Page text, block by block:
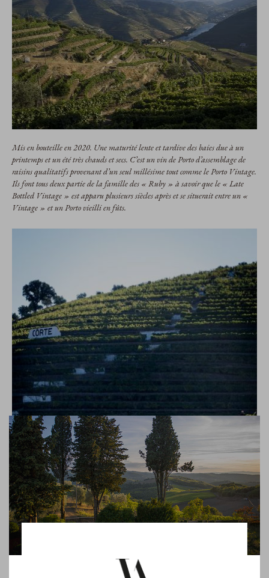
Mis en bouteille en 2020. Une maturité lente et tardive des baies due à un
printemps et un été très chauds et secs. C’est un vin de Porto d’assemblage de
raisins qualitatifs provenant d’un seul millésime tout comme le Porto Vintage.
Ils font tous deux partie de la famille des « Ruby » à savoir que le « Late
Bottled Vintage » est apparu plusieurs siècles après et se situerait entre un «
Vintage » et un Porto vieilli en fûts.